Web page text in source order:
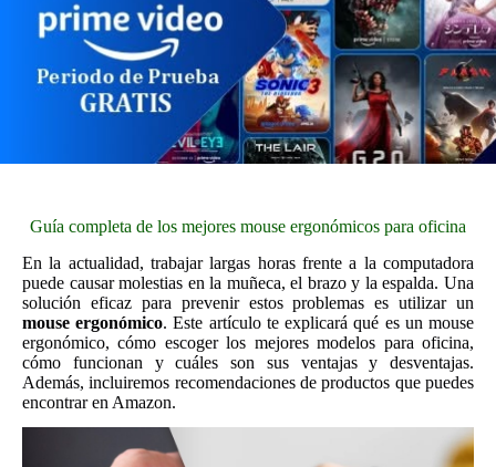
Guía completa de los mejores mouse ergonómicos para oficina
En la actualidad, trabajar largas horas frente a la computadora
puede causar molestias en la muñeca, el brazo y la espalda. Una
solución eficaz para prevenir estos problemas es utilizar un
mouse ergonómico. Este artículo te explicará qué es un mouse
ergonómico, cómo escoger los mejores modelos para oficina,
cómo funcionan y cuáles son sus ventajas y desventajas.
Además, incluiremos recomendaciones de productos que puedes
encontrar en Amazon.